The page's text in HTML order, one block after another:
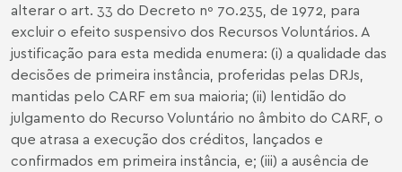
alterar o art. 33 do Decreto nº 70.235, de 1972, para
excluir o efeito suspensivo dos Recursos Voluntários. A
justificação para esta medida enumera: (i) a qualidade das
decisões de primeira instância, proferidas pelas DRJs,
mantidas pelo CARF em sua maioria; (ii) lentidão do
julgamento do Recurso Voluntário no âmbito do CARF, o
que atrasa a execução dos créditos, lançados e
confirmados em primeira instância, e; (iii) a ausência de